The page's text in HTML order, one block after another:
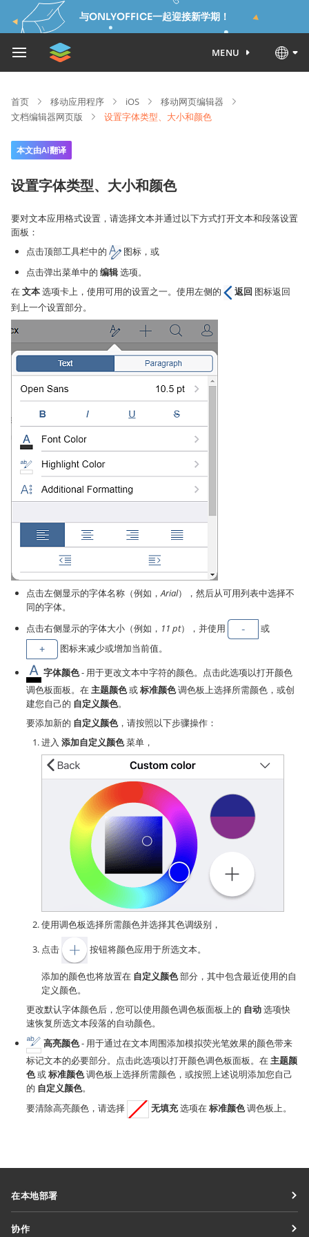
与ONLYOFFICE一起迎接新学期！
MENU
首页 移动应用程序 iOS
移动网页编辑器
文档编辑器网页版
设置字体类型、大小和颜色
本文由AI翻译
设置字体类型、大小和颜色
要对文本应用格式设置，请选择文本并通过以下方式打开文本和段落设置
面板：
点击顶部工具栏中的
图标，或
点击弹出菜单中的 编辑选项。
在文本选项卡上，使用可用的设置之一。使用左侧的 返回 图标返回
到上一个设置部分。
点击左侧显示的字体名称（例如， Arial），然后从可用列表中选择不
同的字体。
点击右侧显示的字体大小（例如， 11 pt），并使用
或
图标来减少或增加当前值。
字体颜色- 用于更改文本中字符的颜色。点击此选项以打开颜色
调色板面板。在 主题颜色或标准颜色调色板上选择所需颜色，或创
建您自己的 自定义颜色。
要添加新的 自定义颜色，请按照以下步骤操作：
进入 添加自定义颜色菜单，
使用调色板选择所需颜色并选择其色调级别，
点击
按钮将颜色应用于所选文本。
添加的颜色也将放置在 自定义颜色部分，其中包含最近使用的自
定义颜色。
更改默认字体颜色后，您可以使用颜色调色板面板上的 自动选项快
速恢复所选文本段落的自动颜色。
高亮颜色- 用于通过在文本周围添加模拟荧光笔效果的颜色带来
标记文本的必要部分。点击此选项以打开颜色调色板面板。在 主题颜
色或标准颜色调色板上选择所需颜色，或按照上述说明添加您自己
的 自定义颜色。
要清除高亮颜色，请选择
无填充选项在标准颜色调色板上。
在本地部署
协作